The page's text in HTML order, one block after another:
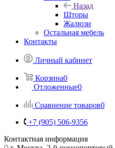
Назад
Шторы
Жалюзи
Остальная мебель
Контакты
Личный кабинет
Корзина0
Отложенные0
Сравнение товаров0
+7 (905) 506-9356
Контактная информация